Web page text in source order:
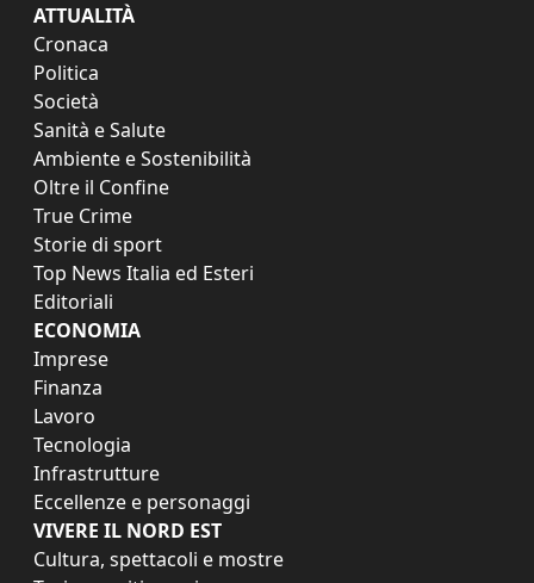
ATTUALITÀ
Cronaca
Politica
Società
Sanità e Salute
Ambiente e Sostenibilità
Oltre il Confine
True Crime
Storie di sport
Top News Italia ed Esteri
Editoriali
ECONOMIA
Imprese
Finanza
Lavoro
Tecnologia
Infrastrutture
Eccellenze e personaggi
VIVERE IL NORD EST
Cultura, spettacoli e mostre